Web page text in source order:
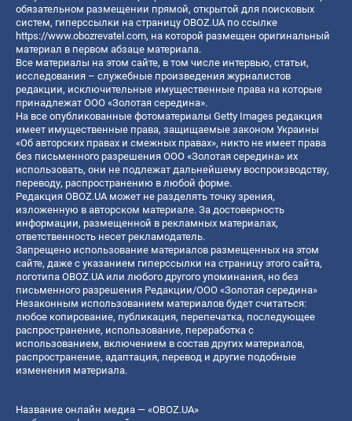
обязательном размещении прямой, открытой для поисковых
систем, гиперссылки на страницу OBOZ.UA по ссылке
https://www.obozrevatel.com, на которой размещен оригинальный
материал в первом абзаце материала.
Все материалы на этом сайте, в том числе интервью, статьи,
исследования – служебные произведения журналистов
редакции, исключительные имущественные права на которые
принадлежат ООО «Золотая середина».
На все опубликованные фотоматериалы Getty Images редакция
имеет имущественные права, защищаемые законом Украины
«Об авторских правах и смежных правах», никто не имеет права
без письменного разрешения ООО «Золотая середина» их
использовать, они не подлежат дальнейшему воспроизводству,
переводу, распространению в любой форме.
Редакция OBOZ.UA может не разделять точку зрения,
изложенную в авторском материале. За достоверность
информации, размещенной в рекламных материалах,
ответственность несет рекламодатель.
Запрещено использование материалов размещенных на этом
сайте, даже с указанием гиперссылки на страницу этого сайта,
логотипа OBOZ.UA или любого другого упоминания, но без
письменного разрешения Редакции/ООО «Золотая середина»
Незаконным использованием материалов будет считаться:
любое копирование, публикация, перепечатка, последующее
распространение, использование, переработка с
использованием, включением в состав других материалов,
распространение, адаптация, перевод и другие подобные
изменения материала.
Название онлайн медиа — «OBOZ.UA»